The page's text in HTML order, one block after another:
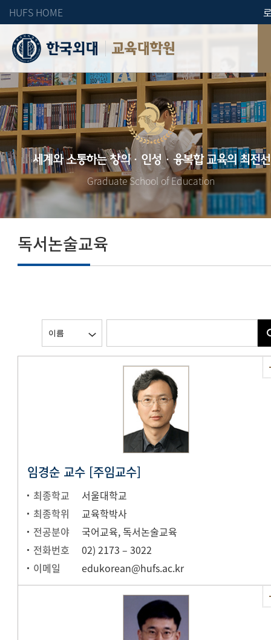
HUFS HOME
교육대학원
세계와 소통하는 창의·인성·융복합 교육의 최전선
Graduate School of Education
독서논술교육
임경순 교수 [주임교수]
최종학교
서울대학교
최종학위
교육학박사
전공분야
국어교육, 독서논술교육
전화번호
02) 2173 – 3022
이메일
edukorean@hufs.ac.kr